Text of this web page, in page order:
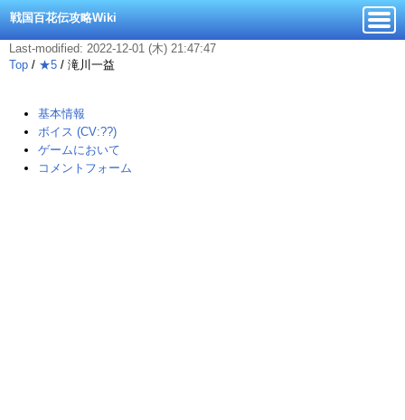
戦国百花伝攻略Wiki
Last-modified: 2022-12-01 (木) 21:47:47
Top / ★5 / 滝川一益
基本情報
ボイス (CV:??)
ゲームにおいて
コメントフォーム